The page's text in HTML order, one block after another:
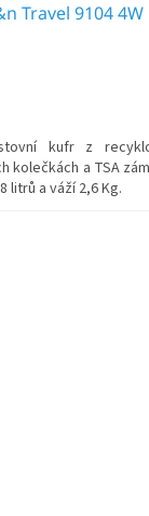
Travel 9104 4W
kufr z
kolečkách a TSA
litrů a váží 2,6 Kg.